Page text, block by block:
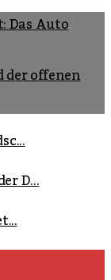
Das Auto
der offenen
D...